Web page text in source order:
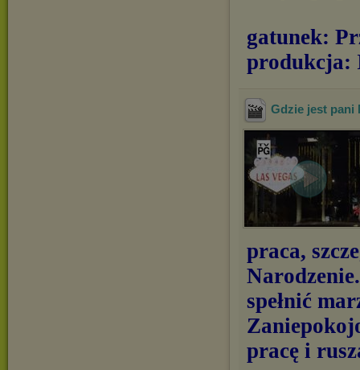
gatunek:
produkcja:
Gdzie jest pani
praca,
spełnić
pracę i